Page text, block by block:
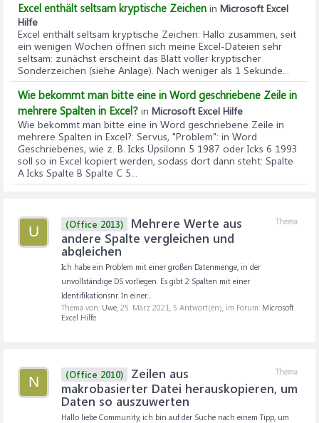
Excel enthält seltsam kryptische Zeichen in Microsoft Excel
Hilfe
Excel enthält seltsam kryptische Zeichen: Hallo zusammen, seit
ein wenigen Wochen öffnen sich meine Excel-Dateien sehr
seltsam: zunächst erscheint das Blatt voller kryptischer
Sonderzeichen (siehe Anlage). Nach weniger als 1 Sekunde...
Wie bekommt man bitte eine in Word geschriebene Zeile in
mehrere Spalten in Excel? in Microsoft Excel Hilfe
Wie bekommt man bitte eine in Word geschriebene Zeile in
mehrere Spalten in Excel?: Servus, "Problem": in Word
Geschriebenes, wie z. B. Icks Üpsilonn 5 1987 oder Icks 6 1993
soll so in Excel kopiert werden, sodass dort dann steht: Spalte
A Icks Spalte B Spalte C 5...
U
Thema
(Office 2013)
Mehrere Werte aus
andere Spalte vergleichen und
abgleichen
Ich habe ein Problem mit einer großen Datenmenge, in der
unvollständige DS vorliegen. Es gibt 2 Spalten mit einer
Identifikationsnr. In einer...
Thema von: Uwe, 25. März 2021, 5 Antwort(en), im Forum: Microsoft
Excel Hilfe
N
Thema
(Office 2010)
Zeilen aus
makrobasierter Datei herauskopieren, um
Daten so auszuwerten
Hallo liebe Community, ich bin auf der Suche nach einem Tipp, um